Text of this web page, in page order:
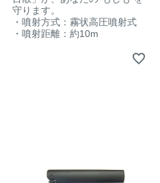
守ります。
・噴射方式：霧状高圧噴射式
・噴射距離：約10m